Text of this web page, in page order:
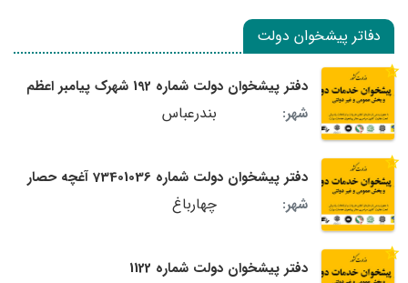
دفاتر پیشخوان دولت
دفتر پیشخوان دولت شماره 192 شهرک پیامبر اعظم
شهر:
بندرعباس
دفتر پیشخوان دولت شماره 73401036 آغچه حصار
شهر:
چهارباغ
دفتر پیشخوان دولت شماره 1122